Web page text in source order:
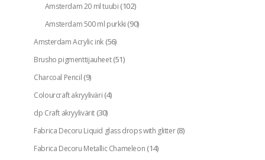
Amsterdam 20 ml tuubi(102)
Amsterdam 500 ml purkki(90)
Amsterdam Acrylic ink(56)
Brusho pigmenttijauheet(51)
Charcoal Pencil(9)
Colourcraft akryyliväri(4)
dp Craft akryylivärit(30)
Fabrica Decoru Liquid glass drops with glitter(8)
Fabrica Decoru Metallic Chameleon(14)